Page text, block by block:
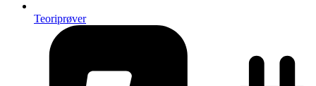
Teoriprøver